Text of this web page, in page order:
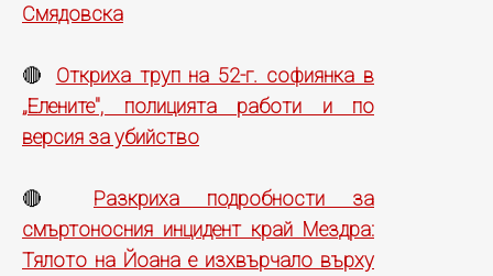
Смядовска
🔴 Откриха труп на 52-г. софиянка в
„Елените", полицията работи и по
версия за убийство
🔴 Разкриха подробности за
смъртоносния инцидент край Мездра:
Тялото на Йоана е изхвърчало върху